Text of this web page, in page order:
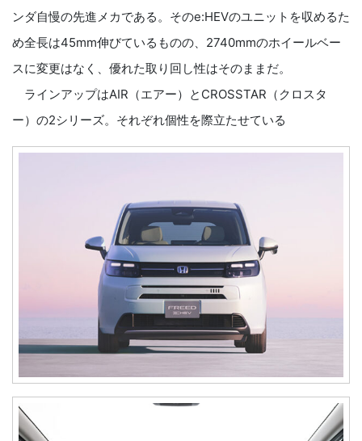
ンダ自慢の先進メカである。そのe:HEVのユニットを収めるた
め全長は45mm伸びているものの、2740mmのホイールベー
スに変更はなく、優れた取り回し性はそのままだ。
ラインアップはAIR（エアー）とCROSSTAR（クロスタ
ー）の2シリーズ。それぞれ個性を際立たせている